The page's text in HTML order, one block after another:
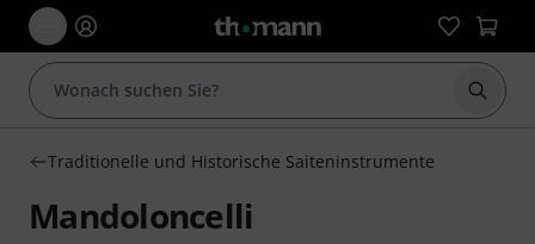
Suche
Traditionelle und Historische Saiteninstrumente
Mandoloncelli